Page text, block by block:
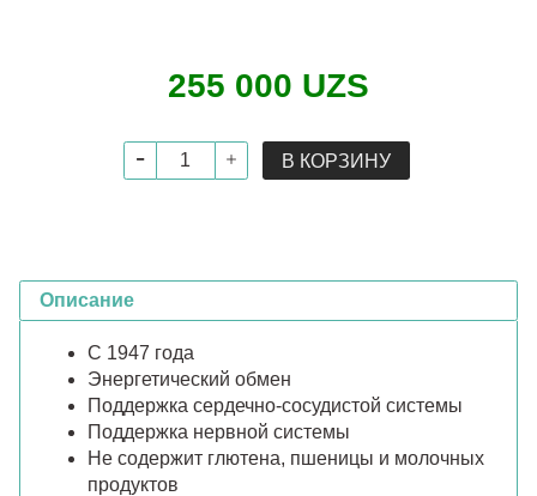
255 000 UZS
В КОРЗИНУ
Описание
С 1947 года
Энергетический обмен
Поддержка сердечно-сосудистой системы
Поддержка нервной системы
Не содержит глютена, пшеницы и молочных
продуктов